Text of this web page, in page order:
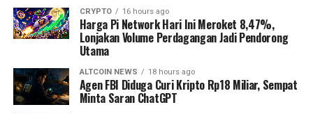
CRYPTO 16 hours ago
Harga Pi Network Hari Ini Meroket 8,47%,
Lonjakan Volume Perdagangan Jadi Pendorong
Utama
ALTCOIN NEWS 18 hours ago
Agen FBI Diduga Curi Kripto Rp18 Miliar, Sempat
Minta Saran ChatGPT